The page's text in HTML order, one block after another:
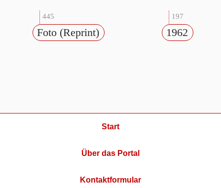
445
Foto (Reprint)
197
1962
Start
Über das Portal
Kontaktformular